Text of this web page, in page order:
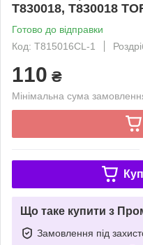
T830018, T830018
Готово до відправки
Код: T815016CL-1
110 ₴
Мінімальна сума
Що таке купити з
Замовлення під